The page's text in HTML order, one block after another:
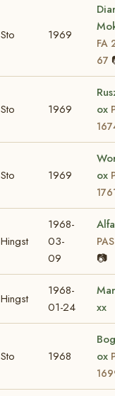
Sto 1969
FA
67
Sto 1969
ox
Sto 1969
ox
Hingst
1968-
03-
09
📷
Hingst
1968-
01-24
xx
Sto 1968
ox